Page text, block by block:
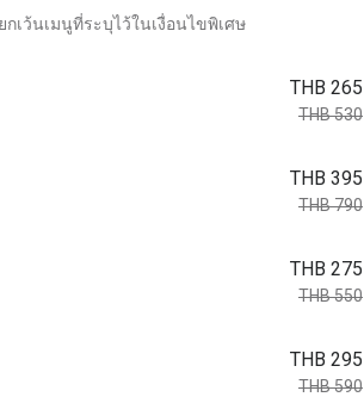
เว้นเมนูที่ระบุไว้ในเงื่อนไขพิเศษ
THB 265
THB 530
THB 395
THB 790
THB 275
THB 550
THB 295
THB 590